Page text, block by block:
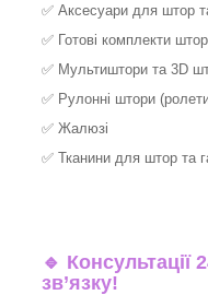
✅ Аксесуари для штор
✅ Готові комплекти
✅ Мультиштори та 3D
✅ Рулонні штори
✅ Жалюзі
✅ Тканини для штор та
🔹
зв’язку!